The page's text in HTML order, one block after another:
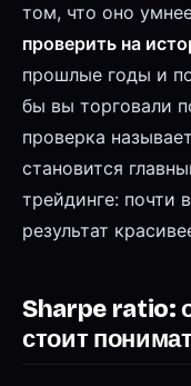
том, что оно
проверить на
прошлые годы и
бы вы торговали
проверка
становится
трейдинге: почти
результат
Sharpe ratio:
стоит